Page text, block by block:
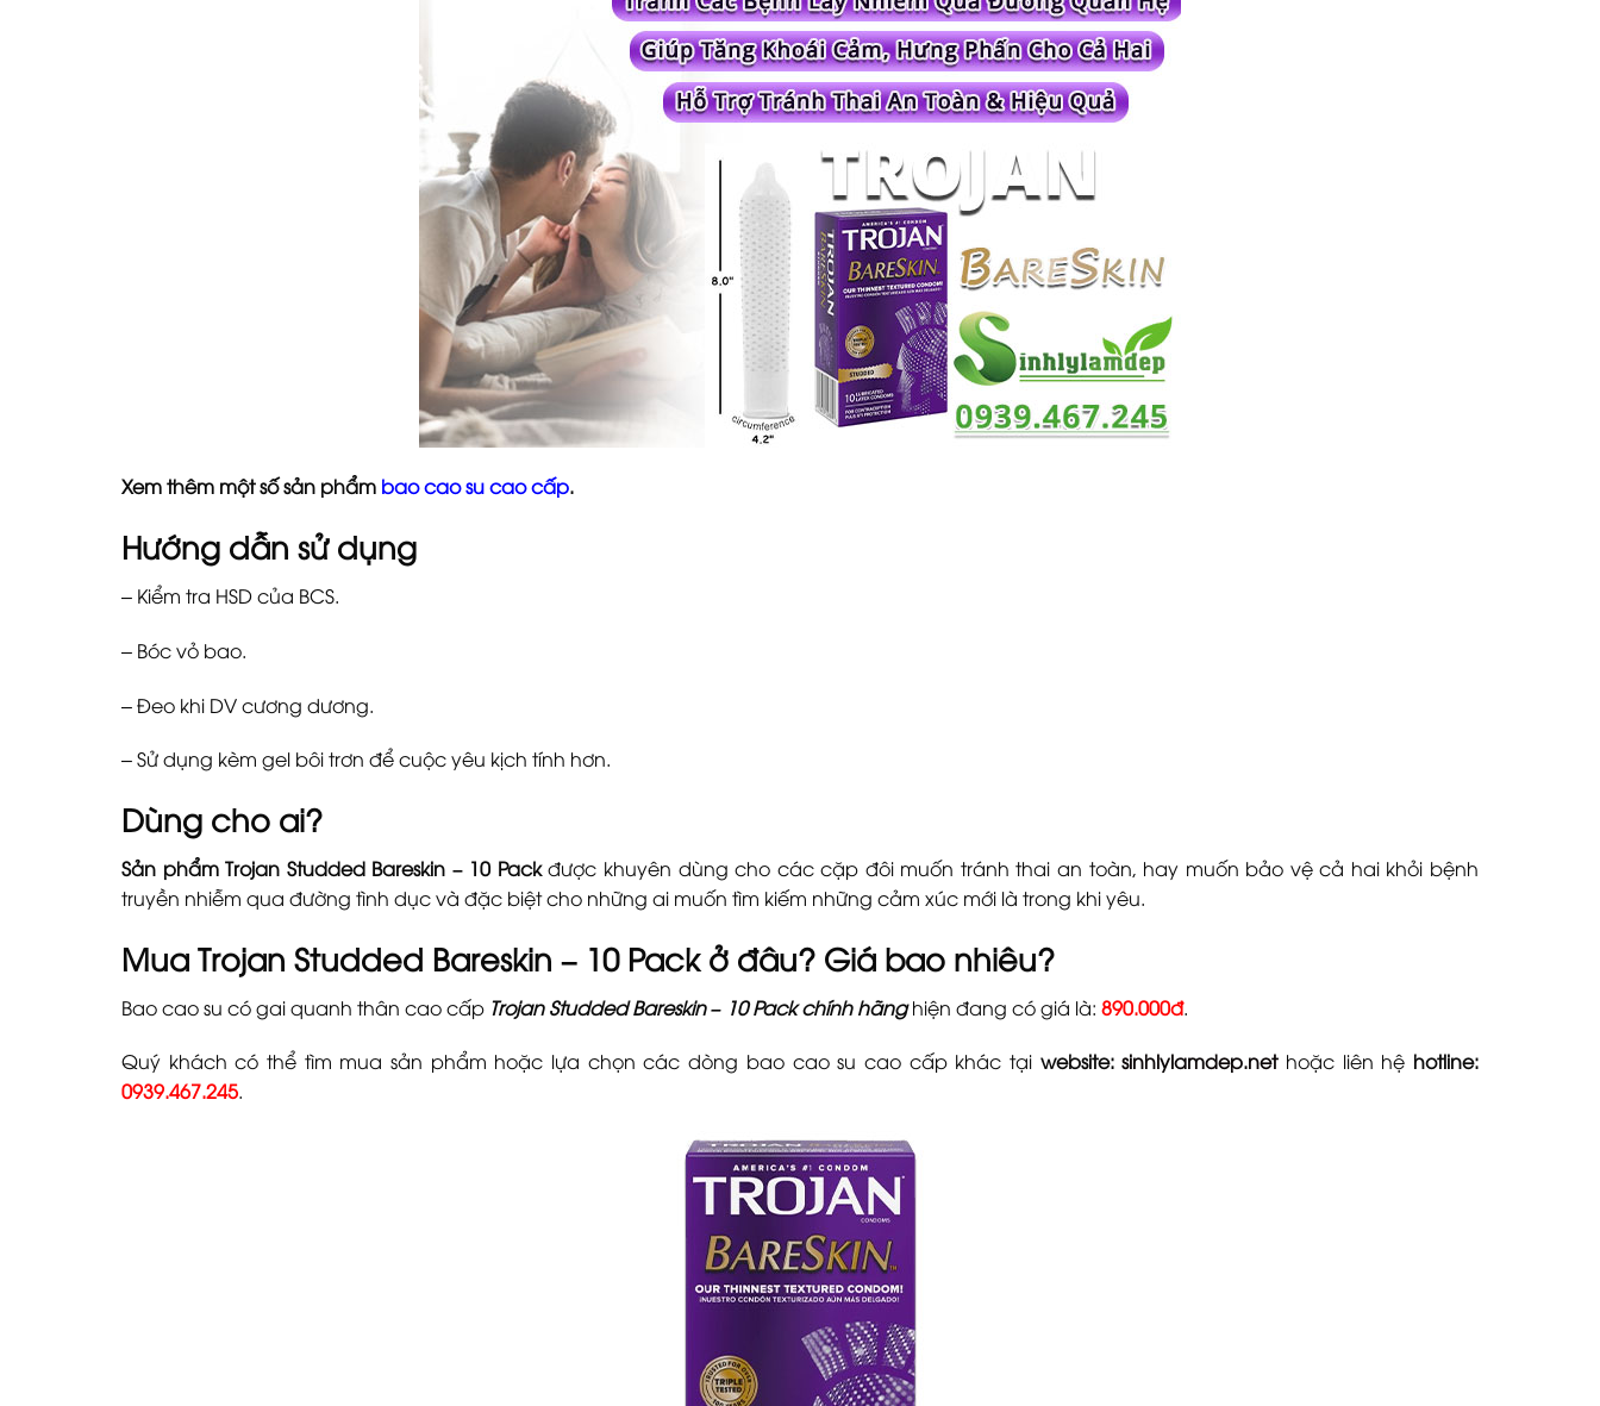
Xem thêm một số sản phẩm bao cao su cao cấp.
Hướng dẫn sử dụng
– Kiểm tra HSD của BCS.
– Bóc vỏ bao.
– Đeo khi DV cương dương.
– Sử dụng kèm gel bôi trơn để cuộc yêu kịch tính hơn.
Dùng cho ai?
Sản phẩm Trojan Studded Bareskin – 10 Packđược khuyên dùng cho các cặp đôi muốn tránh thai an toàn, hay muốn bảo vệ cả hai khỏi bệnh
truyền nhiễm qua đường tình dục và đặc biệt cho những ai muốn tìm kiếm những cảm xúc mới là trong khi yêu.
Mua Trojan Studded Bareskin – 10 Pack ở đâu? Giá bao nhiêu?
Bao cao su có gai quanh thân cao cấp Trojan Studded Bareskin – 10 Pack chính hãnghiện đang có giá là: 890.000đ.
Quý khách có thể tìm mua sản phẩm hoặc lựa chọn các dòng bao cao su cao cấp khác tại website:sinhlylamdep.nethoặc liên hệ hotline:
0939.467.245.